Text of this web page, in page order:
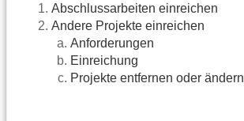
Abschlussarbeiten einreichen
Andere Projekte einreichen
Anforderungen
Einreichung
Projekte entfernen oder ändern